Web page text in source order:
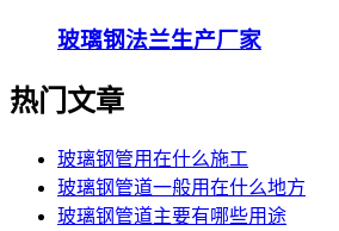
玻璃钢法兰生产厂家
热门文章
玻璃钢管用在什么施工
玻璃钢管道一般用在什么地方
玻璃钢管道主要有哪些用途